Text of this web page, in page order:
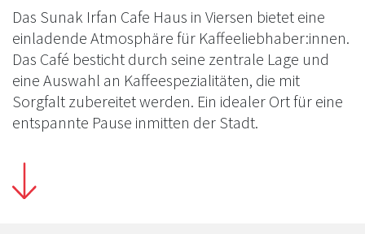
Das Sunak Irfan Cafe Haus in Viersen bietet eine
einladende Atmosphäre für Kaffeeliebhaber:innen.
Das Café besticht durch seine zentrale Lage und
eine Auswahl an Kaffeespezialitäten, die mit
Sorgfalt zubereitet werden. Ein idealer Ort für eine
entspannte Pause inmitten der Stadt.